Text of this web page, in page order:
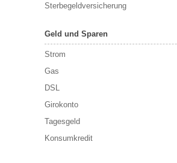
Sterbegeldversicherung
Geld und Sparen
Strom
Gas
DSL
Girokonto
Tagesgeld
Konsumkredit